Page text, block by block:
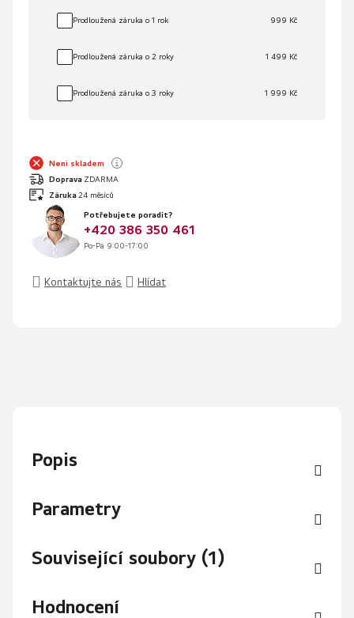
Prodloužená záruka o 1 rok 999 Kč
Prodloužená záruka o 2 roky 1 499 Kč
Prodloužená záruka o 3 roky 1 999 Kč
Není skladem
Doprava ZDARMA
Záruka 24 měsíců
Potřebujete poradit?
+420 386 350 461
Po-Pá 9:00-17:00
Kontaktujte nás Hlídat
Popis
Parametry
Související soubory (1)
Hodnocení